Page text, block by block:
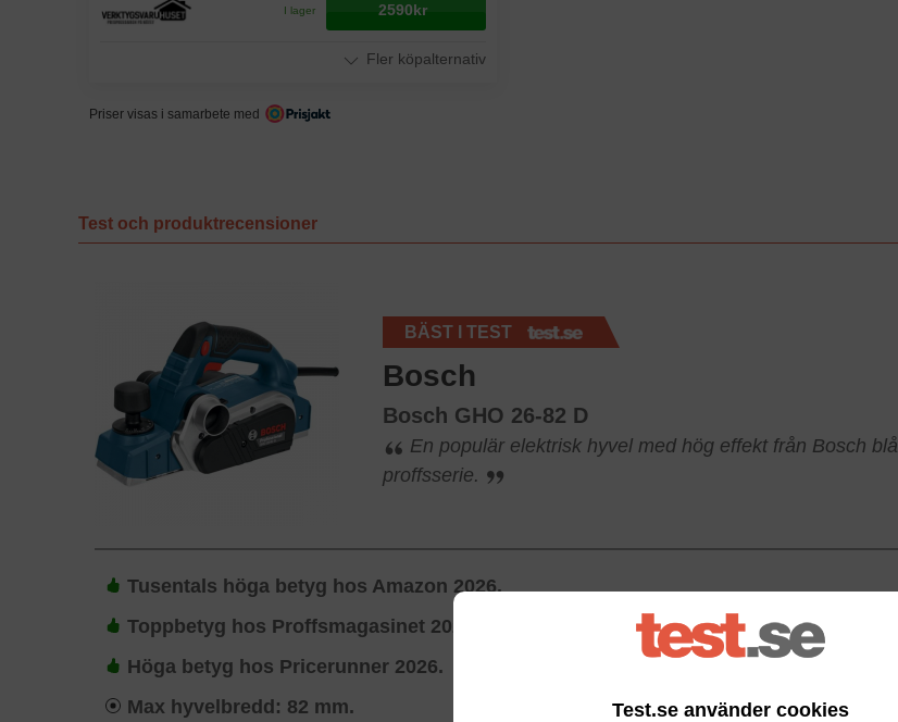
Test.se använder cookies
I lager 2590kr
Fler köpalternativ
Priser visas i samarbete med
Test och produktrecensioner
BÄST I TEST
Bosch
Bosch GHO 26-82 D
En populär elektrisk hyvel med hög effekt från Bosch blå
proffsserie.
Tusentals höga betyg hos Amazon 2026.
Toppbetyg hos Proffsmagasinet 2026.
Höga betyg hos Pricerunner 2026.
Max hyvelbredd: 82 mm.